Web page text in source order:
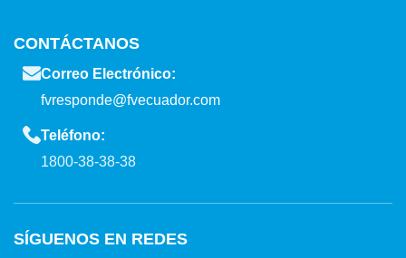
CONTÁCTANOS
Correo Electrónico:
fvresponde@fvecuador.com
Teléfono:
1800-38-38-38
SÍGUENOS EN REDES